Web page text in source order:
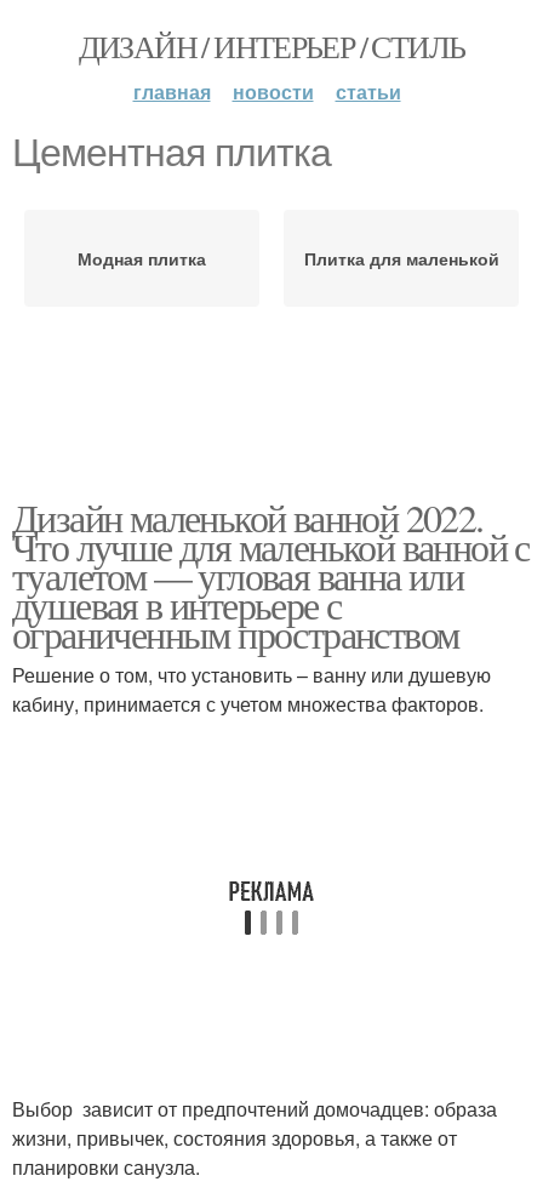
ДИЗАЙН / ИНТЕРЬЕР / СТИЛЬ
главная новости статьи
Цементная плитка
Модная плитка Плитка для маленькой
Дизайн маленькой ванной 2022.
Что лучше для маленькой ванной с
туалетом — угловая ванна или
душевая в интерьере с
ограниченным пространством
Решение о том, что установить – ванну или душевую
кабину, принимается с учетом множества факторов.
Выбор зависит от предпочтений домочадцев: образа
жизни, привычек, состояния здоровья, а также от
планировки санузла.